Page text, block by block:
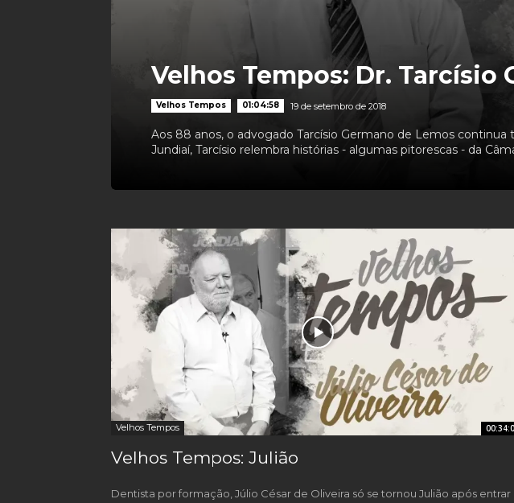
Velhos Tempos: Dr. Tarcísio
Velhos Tempos 01:04:58 19 de setembro de 2018
Aos 88 anos, o advogado Tarcísio Germano de Lemos
Jundiaí, Tarcísio relembra histórias - algumas pitorescas - da
Velhos Tempos
Velhos Tempos: Julião
Dentista por formação, Júlio César de Oliveira só se tornou Julião após entrar